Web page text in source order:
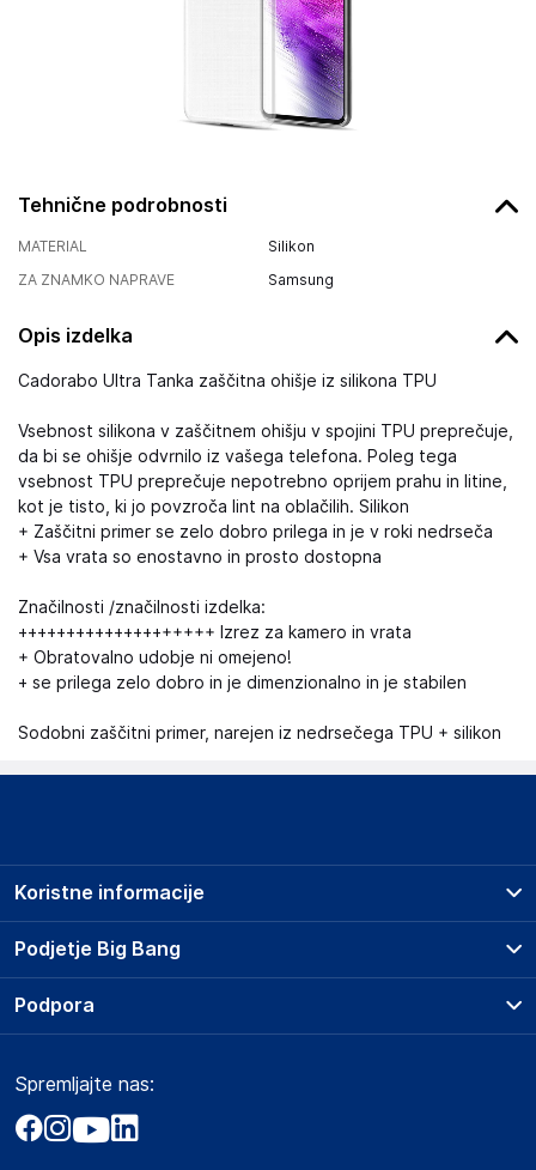
Tehnične podrobnosti
MATERIAL
Silikon
ZA ZNAMKO NAPRAVE
Samsung
Opis izdelka
Cadorabo Ultra Tanka zaščitna ohišje iz silikona TPU
Vsebnost silikona v zaščitnem ohišju v spojini TPU preprečuje,
da bi se ohišje odvrnilo iz vašega telefona. Poleg tega
vsebnost TPU preprečuje nepotrebno oprijem prahu in litine,
kot je tisto, ki jo povzroča lint na oblačilih. Silikon
+ Zaščitni primer se zelo dobro prilega in je v roki nedrseča
+ Vsa vrata so enostavno in prosto dostopna
Značilnosti /značilnosti izdelka:
++++++++++++++++++++ Izrez za kamero in vrata
+ Obratovalno udobje ni omejeno!
+ se prilega zelo dobro in je dimenzionalno in je stabilen
Sodobni zaščitni primer, narejen iz nedrsečega TPU + silikon
Podjetje Big Bang
O podjetju
Obvestila za javnost
Akt o digitalnih storitvah
Koristne informacije
Prodajna mesta
Storitve
Dostava, vnos in odvoz
Zavarovanje izdelkov
Podpora
Marketplace
Kako oddati naročilo?
Spremljajte nas: